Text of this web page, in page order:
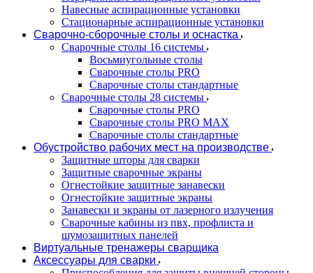
Навесные аспирационные установки
Стационарные аспирационные установки
Сварочно-сборочные столы и оснастка
Сварочные столы 16 системы
Восьмиугольные столы
Сварочные столы PRO
Сварочные столы стандартные
Сварочные столы 28 системы
Сварочные столы PRO
Сварочные столы PRO MAX
Сварочные столы стандартные
Обустройство рабочих мест на производстве
Защитные шторы для сварки
Защитные сварочные экраны
Огнестойкие защитные занавески
Огнестойкие защитные экраны
Занавески и экраны от лазерного излучения
Сварочные кабины из пвх, профлиста и
шумозащитных панелей
Виртуальные тренажеры сварщика
Аксессуары для сварки